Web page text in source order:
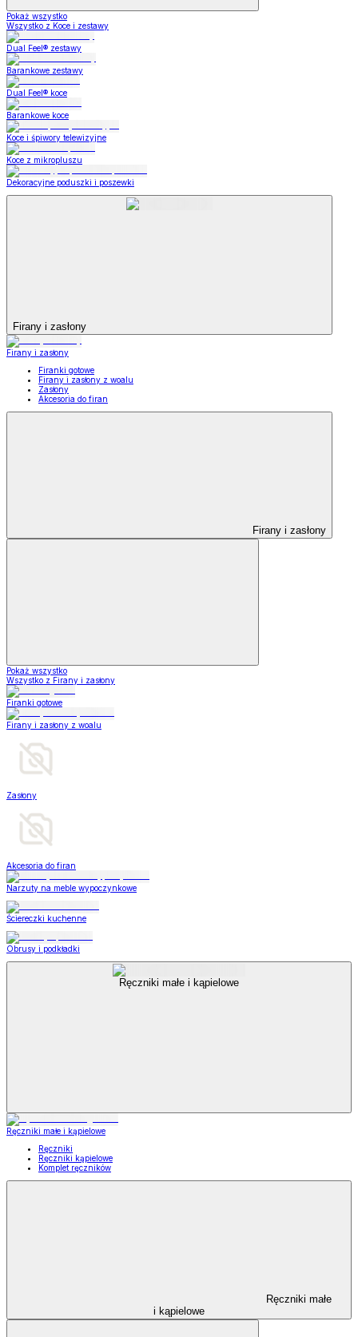
Pokaż wszystko
Wszystko z Koce i zestawy
Dual Feel® zestawy
Barankowe zestawy
Dual Feel® koce
Barankowe koce
Koce i śpiwory telewizyjne
Koce z mikropluszu
Dekoracyjne poduszki i poszewki
Firany i zasłony
Firany i zasłony
Firanki gotowe
Firany i zasłony z woalu
Zasłony
Akcesoria do firan
Firany i zasłony
Pokaż wszystko
Wszystko z Firany i zasłony
Firanki gotowe
Firany i zasłony z woalu
Zasłony
Akcesoria do firan
Narzuty na meble wypoczynkowe
Ściereczki kuchenne
Obrusy i podkładki
Ręczniki małe i kąpielowe
Ręczniki małe i kąpielowe
Ręczniki
Ręczniki kąpielowe
Komplet ręczników
Ręczniki małe
i kąpielowe